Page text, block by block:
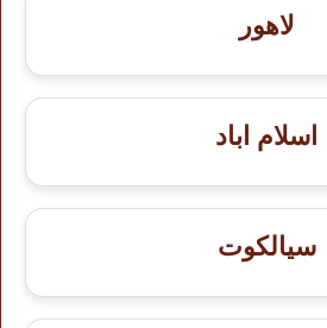
لاهور
اسلام اباد
سيالكوت